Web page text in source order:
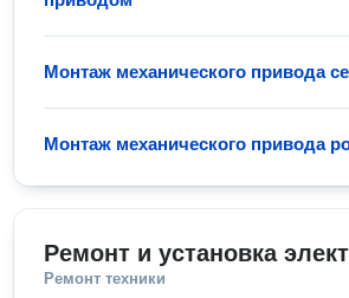
Монтаж механического привода
Монтаж механического привода
Ремонт и установка
Ремонт техники